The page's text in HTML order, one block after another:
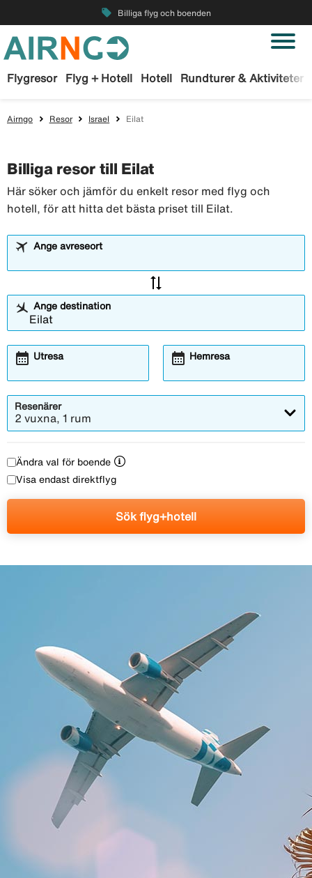
local_offer Billiga flyg och boenden
Flygresor Flyg + Hotell Hotell Rundturer & Aktiviteter
Airngo Resor Israel Eilat
Billiga resor till Eilat
Här söker och jämför du enkelt resor med flyg och
hotell, för att hitta det bästa priset till Eilat.
Ange avreseort
sync_alt
Ange destination
Utresa
calendar_month Hemresa
calendar_month
Resenärer
2 vuxna, 1 rum
Ändra val för boende
Visa endast direktflyg
Sök flyg+hotell